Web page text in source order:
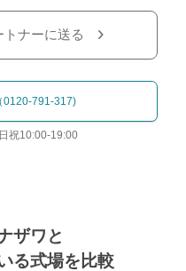
トナーに送る
0120-791-317)
祝10:00-19:00
ザワと
る式場を比較